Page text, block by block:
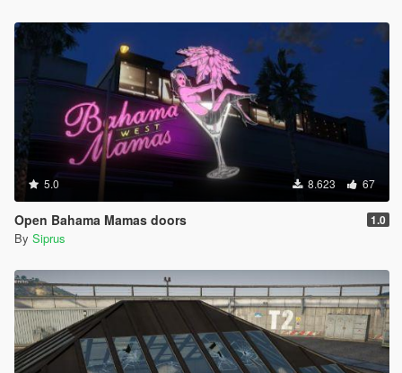
5.0 8.623 67
Open Bahama Mamas doors 1.0
By Siprus